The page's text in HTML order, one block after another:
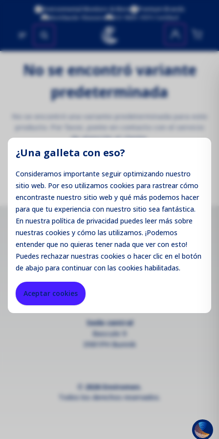
¿Una galleta con eso?
Consideramos importante seguir optimizando nuestro
sitio web. Por eso utilizamos cookies para rastrear cómo
encontraste nuestro sitio web y qué más podemos hacer
para que tu experiencia con nuestro sitio sea fantástica.
En nuestra política de privacidad puedes leer más sobre
nuestras cookies y cómo las utilizamos. ¡Podemos
entender que no quieras tener nada que ver con esto!
Puedes rechazarnuestras cookies o hacer clic en el botón
de abajo para continuar con las cookies habilitadas.
Aceptar cookies
Environmental Monitors & More
Premium Brands
Worldwide Shipping
ISO 9001:2015 Certified
No se encontraron productos
No se encontró variante
predeterminada
No se encontró una variante predeterminada para este
producto. Por favor, ponte en contacto con el servicio
de atención al cliente.
Volver a la página de inicio
Contacto
info@enviromen.com
--
Registro mercantil:
IVA: NL815610518B01
Sede central
Bascule 9
3981PH Bunnik
© 2026 Enviromen.
Todos los derechos reservados.